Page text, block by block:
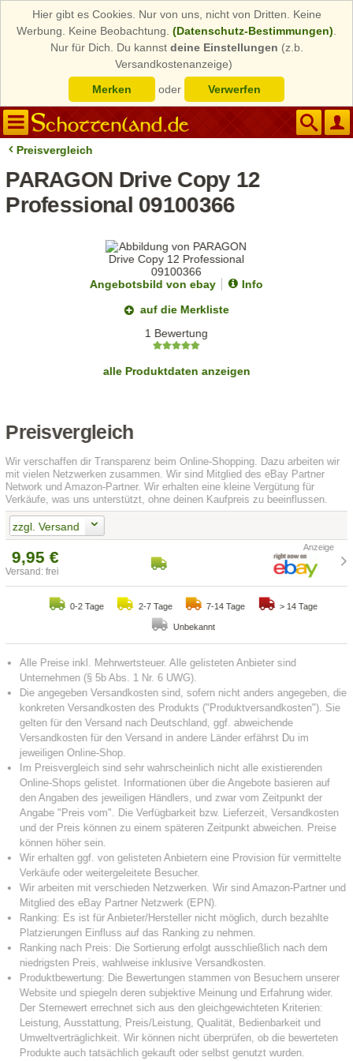
Hier gibt es Cookies. Nur von uns, nicht von Dritten. Keine
Werbung. Keine Beobachtung. (Datenschutz-Bestimmungen)
Nur für Dich. Du kannst deine Einstellungen (z.b.
Versandkostenanzeige)
Merken
oder Verwerfen
Preisvergleich
PARAGON Drive Copy 12
Professional 09100366
Angebotsbild von ebay
Info
auf die Merkliste
1 Bewertung
alle Produktdaten anzeigen
Preisvergleich
Wir verschaffen dir Transparenz beim Online-Shopping. Dazu arbeiten wir
mit vielen Netzwerken zusammen. Wir sind Mitglied des eBay Partner
Network und Amazon-Partner. Wir erhalten eine kleine Vergütung für
Verkäufe, was uns unterstützt, ohne deinen Kaufpreis zu beeinflussen.
zzgl. Versand
9,95 €
Versand: frei
0-2 Tage 2-7 Tage 7-14 Tage > 14 Tage
Unbekannt